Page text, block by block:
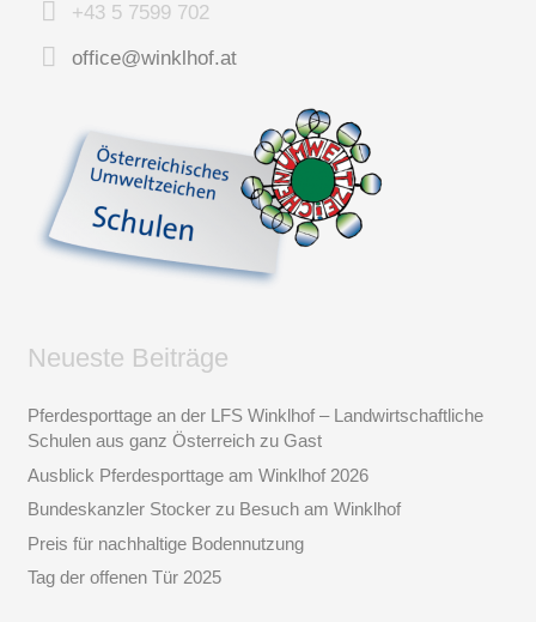
+43 5 7599 702
office@winklhof.at
Neueste Beiträge
Pferdesporttage an der LFS Winklhof – Landwirtschaftliche
Schulen aus ganz Österreich zu Gast
Ausblick Pferdesporttage am Winklhof 2026
Bundeskanzler Stocker zu Besuch am Winklhof
Preis für nachhaltige Bodennutzung
Tag der offenen Tür 2025